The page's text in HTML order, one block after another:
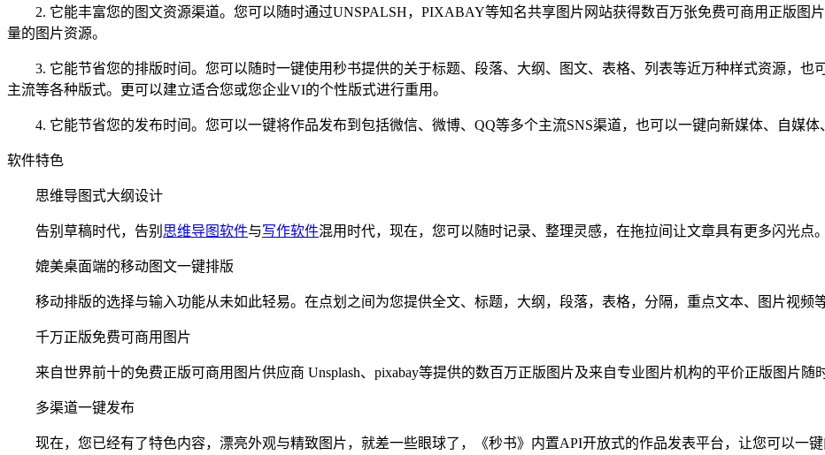
2. 它能丰富您的图文资源渠道。您可以随时通过UNSPALSH，PIXABAY等知名共享图片网站获得数百万张免费可商用正版图
量的图片资源。
3. 它能节省您的排版时间。您可以随时一键使用秒书提供的关于标题、段落、大纲、图文、表格、列表等近万种样式资源，也
主流等各种版式。更可以建立适合您或您企业VI的个性版式进行重用。
4. 它能节省您的发布时间。您可以一键将作品发布到包括微信、微博、QQ等多个主流SNS渠道，也可以一键向新媒体、自媒体
软件特色
思维导图式大纲设计
告别草稿时代，告别 思维导图软件与写作软件混用时代，现在，您可以随时记录、整理灵感，在拖拉间让文章具有更多闪光点。
媲美桌面端的移动图文一键排版
移动排版的选择与输入功能从未如此轻易。在点划之间为您提供全文、标题，大纲，段落，表格，分隔，重点文本、图片视频
千万正版免费可商用图片
来自世界前十的免费正版可商用图片供应商 Unsplash、pixabay等提供的数百万正版图片及来自专业图片机构的平价正版图片随
多渠道一键发布
现在，您已经有了特色内容，漂亮外观与精致图片，就差一些眼球了，《秒书》内置API开放式的作品发表平台，让您可以一